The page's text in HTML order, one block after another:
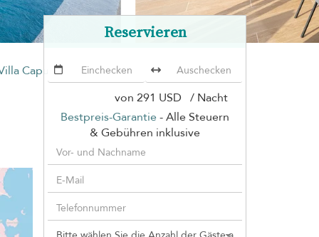
Capucine 3
Reservieren
von 291 USD / Nacht
Bestpreis-Garantie - Alle Steuern
& Gebühren inklusive